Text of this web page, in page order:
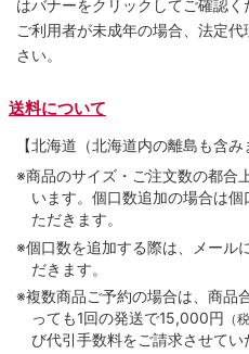
はバナーをクリックしてご確認く
ご利用者が未成年の場合、法定
さい。
送料について
【北海道（北海道内の離島も含
※商品のサイズ・ご注文数の都合
います。個口数追加の場合は
ただきます。
※個口数を追加する際は、メール
だきます。
※複数商品ご予約の場合は、商品
っても1回の発送で15,000円 （
び代引手数料をご請求させてい